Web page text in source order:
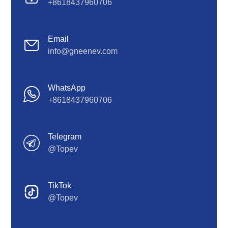
+8618437960706
Email
info@gneenev.com
WhatsApp
+8618437960706
Telegram
@Topev
TikTok
@Topev